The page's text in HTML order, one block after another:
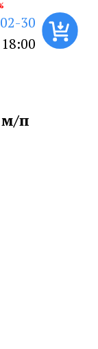
30
м/п